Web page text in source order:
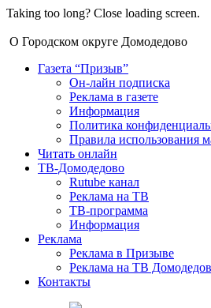
Taking too long? Close loading screen.
О Городском округе Домодедово
Газета “Призыв”
Он-лайн подписка
Реклама в газете
Информация
Политика
Правила использования
Читать онлайн
ТВ-Домодедово
Rutube канал
Реклама на ТВ
ТВ-программа
Информация
Реклама
Реклама в Призыве
Реклама на ТВ
Контакты